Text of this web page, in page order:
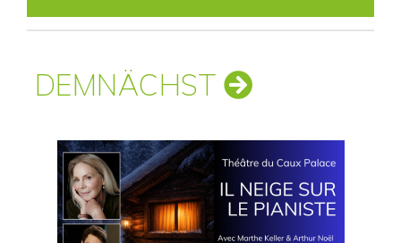
DEMNÄCHST